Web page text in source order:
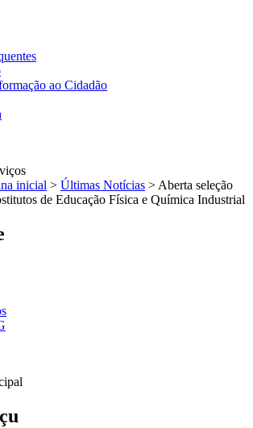
ao Cidadão
inicial > Últimas Notícias > Aberta seleção
de Educação Física e Química Industrial